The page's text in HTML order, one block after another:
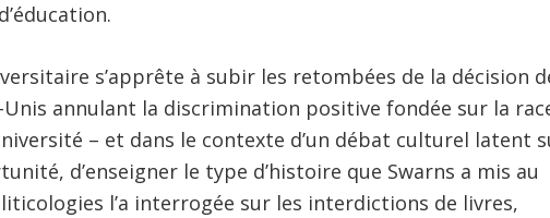
s’apprête à subir les retombées de la décision
annulant la discrimination positive fondée sur la
– et dans le contexte d’un débat culturel latent
d’enseigner le type d’histoire que Swarns a mis au
l’a interrogée sur les interdictions de livres,